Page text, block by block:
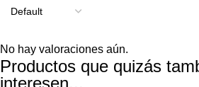
No hay valoraciones aún.
Productos que quizás